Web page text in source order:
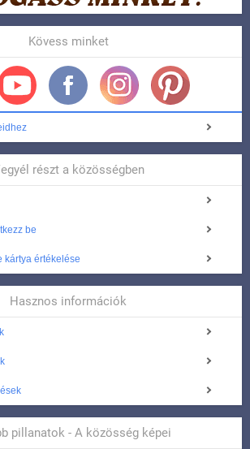
Kövess minket
részt a közösségben
be
kártya értékelése
Hasznos információk
pillanatok - A közösség képei